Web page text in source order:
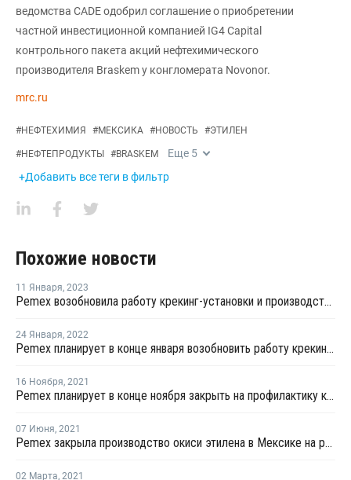
ведомства CADE одобрил соглашение о приобретении
частной инвестиционной компанией IG4 Capital
контрольного пакета акций нефтехимического
производителя Braskem у конгломерата Novonor.
mrc.ru
#НЕФТЕХИМИЯ #МЕКСИКА #НОВОСТЬ #ЭТИЛЕН
#НЕФТЕПРОДУКТЫ #BRASKEM Еще 5
+Добавить все теги в фильтр
Похожие новости
11 Января, 2023
Pemex возобновила работу крекинг-установки и производство ПЭ в Мексике
24 Января, 2022
Pemex планирует в конце января возобновить работу крекинг-установки в Мексике
16 Ноября, 2021
Pemex планирует в конце ноября закрыть на профилактику крекинг-установку в Мексике
07 Июня, 2021
Pemex закрыла производство окиси этилена в Мексике на ремонт
02 Марта, 2021